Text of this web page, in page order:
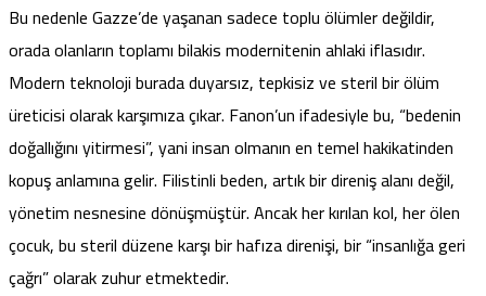
Bu nedenle Gazze’de yaşanan sadece toplu ölümler değildir,
orada olanların toplamı bilakis modernitenin ahlaki iflasıdır.
Modern teknoloji burada duyarsız, tepkisiz ve steril bir ölüm
üreticisi olarak karşımıza çıkar. Fanon’un ifadesiyle bu, “bedenin
doğallığını yitirmesi”, yani insan olmanın en temel hakikatinden
kopuş anlamına gelir. Filistinli beden, artık bir direniş alanı değil,
yönetim nesnesine dönüşmüştür. Ancak her kırılan kol, her ölen
çocuk, bu steril düzene karşı bir hafıza direnişi, bir “insanlığa geri
çağrı” olarak zuhur etmektedir.